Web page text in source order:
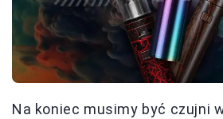
Na koniec musimy być czujni